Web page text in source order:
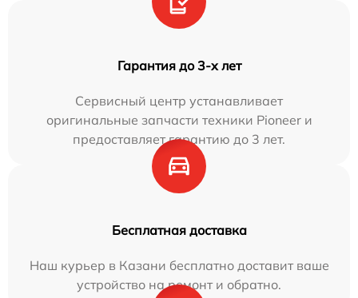
Гарантия до 3-х лет
Сервисный центр устанавливает
оригинальные запчасти техники Pioneer и
предоставляет гарантию до 3 лет.
Бесплатная доставка
Наш курьер в Казани бесплатно доставит ваше
устройство на ремонт и обратно.